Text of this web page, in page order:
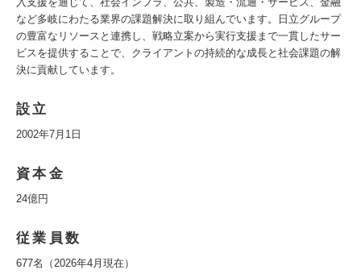
など多岐にわたる業界の課題解決に取り組んでいます。日立グループ
の豊富なリソースと連携し、戦略立案から実行支援まで一貫したサー
ビスを提供することで、クライアントの持続的な成長と社会課題の解
決に貢献しています。
設立
2002年7月1日
資本金
24億円
従業員数
677名（2026年4月現在）